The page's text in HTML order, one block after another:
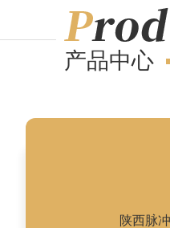
产品中心
陕西脉